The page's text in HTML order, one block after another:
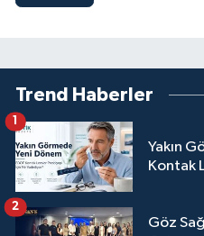
Trend Haberler
Yakın
Kontak
1
Göz
2